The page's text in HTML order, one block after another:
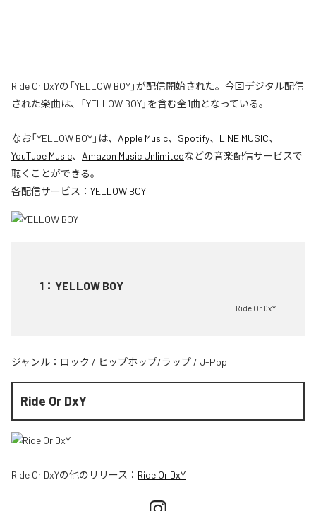
Ride Or DxYの「YELLOW BOY」が配信開始された。今回デジタル配信
された楽曲は、「YELLOW BOY」を含む全1曲となっている。
なお「YELLOW BOY」は、 Apple Music、 Spotify、 LINE MUSIC、
YouTube Music、 Amazon Music Unlimitedなどの音楽配信サービスで
聴くことができる。
各配信サービス： YELLOW BOY
1 ： YELLOW BOY
Ride Or DxY
ジャンル： ロック / ヒップホップ/ラップ / J-Pop
Ride Or DxY
Ride Or DxYの他のリリース： Ride Or DxY